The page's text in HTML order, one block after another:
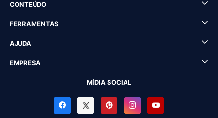
CONTEÚDO
FERRAMENTAS
AJUDA
EMPRESA
MÍDIA SOCIAL